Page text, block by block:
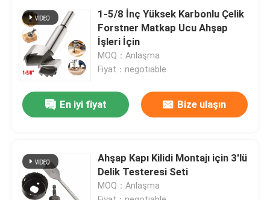
Bizimle iletişime geçin
Haberler
Bir teklif isteği
HSS Matkap Uçları
Duvarcılık Matkap Ucu
1-5/8 İnç Yüksek Karbonlu Çelik
Forstner Matkap Ucu Ahşap
İşleri İçin
MOQ：Anlaşma
Fiyat：negotiable
En iyi fiyat Bize ulaşın
Ahşap Kapı Kilidi Montajı için 3'lü
Delik Testeresi Seti
MOQ：Anlaşma